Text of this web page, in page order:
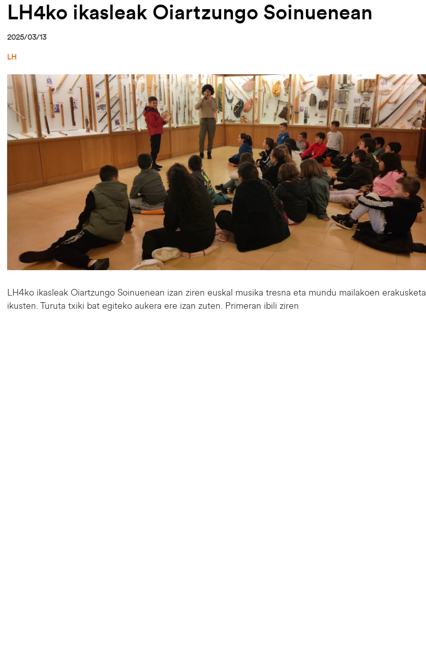
LH4ko ikasleak Oiartzungo Soinuenean
2025/03/13
LH
Irudia
LH4ko ikasleak Oiartzungo Soinuenean izan ziren euskal musika tresna eta mundu mailakoen erakusketa
ikusten. Turuta txiki bat egiteko aukera ere izan zuten. Primeran ibili ziren